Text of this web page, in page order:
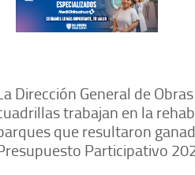
Dirección General de
trabajan en la
que resultaron
Participativo